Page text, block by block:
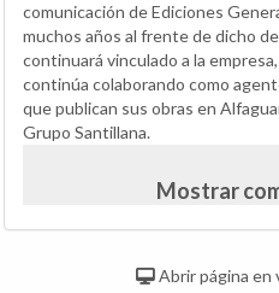
comunicación de Ediciones
muchos años al frente de dicho
continuará vinculado a la
continúa colaborando como
que publican sus obras en
Grupo Santillana.
Mostrar
Abrir página en